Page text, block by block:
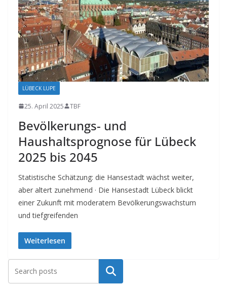
LÜBECK LUPE
25. April 2025 TBF
Bevölkerungs- und
Haushaltsprognose für Lübeck
2025 bis 2045
Statistische Schätzung: die Hansestadt wächst weiter,
aber altert zunehmend · Die Hansestadt Lübeck blickt
einer Zukunft mit moderatem Bevölkerungswachstum
und tiefgreifenden
Weiterlesen
Suchen